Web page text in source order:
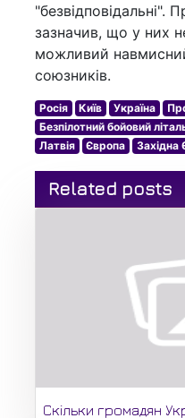
"безвідповідальні".
зазначив, що у них
можливий
союзників.
Росія Київ Україна
Безпілотний бойовий
Латвія
Європа Західна
Related posts
Скільки громадян